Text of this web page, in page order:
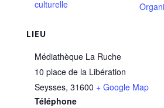
culturelle
LIEU
Médiathèque La Ruche
10 place de la Libération
Seysses, 31600 + Google Map
Téléphone